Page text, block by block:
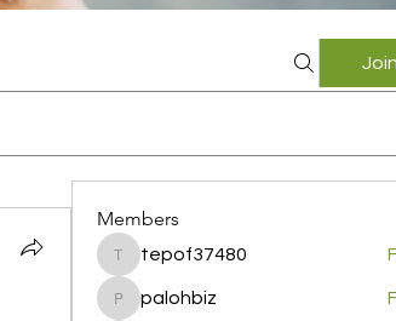
Join
Members
tepof37480
tepof37480
palohbiz
palohbiz